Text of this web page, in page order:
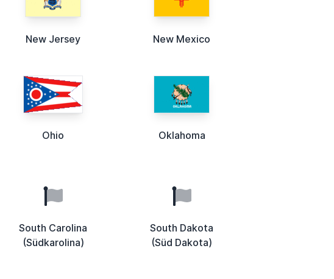
New Jersey New Mexico
Ohio
Oklahoma
South Carolina
(Südkarolina)
South Dakota
(Süd Dakota)